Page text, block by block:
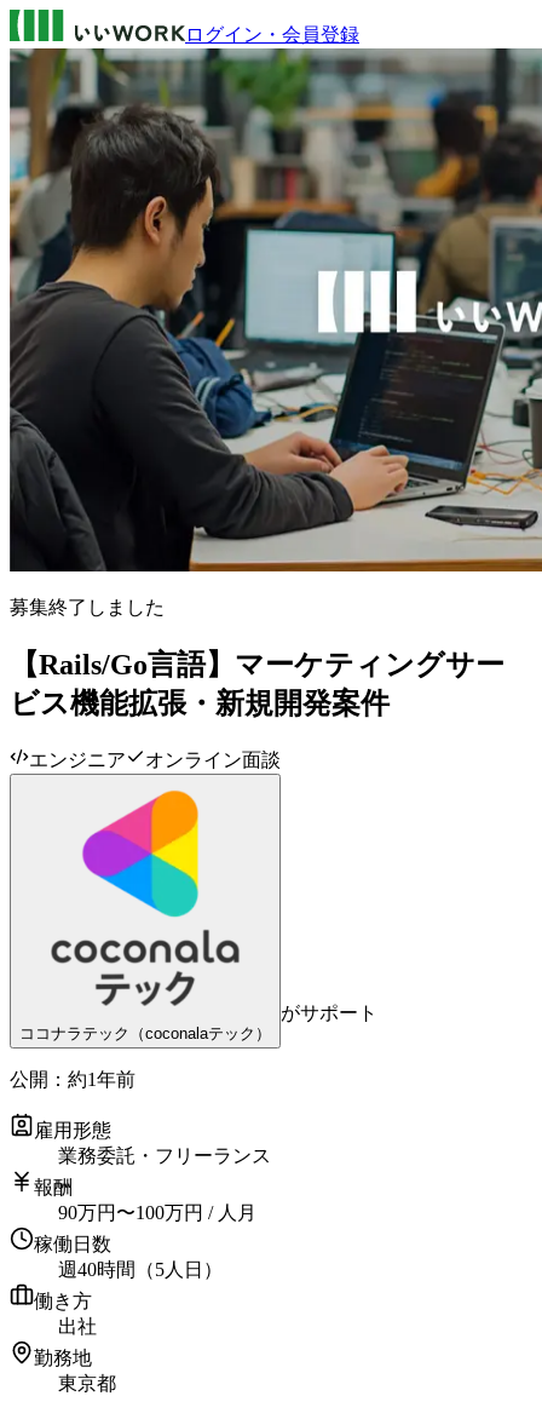
ログイン・会員登録
募集終了しました
【Rails/Go言語】マーケティングサー
ビス機能拡張・新規開発案件
エンジニア オンライン面談
ココナラテック（coconalaテック）
がサポート
公開： 約1年前
雇用形態
業務委託・フリーランス
報酬
90万円 〜100万円 / 人月
稼働日数
週40時間（5人日）
働き方
出社
勤務地
東京都